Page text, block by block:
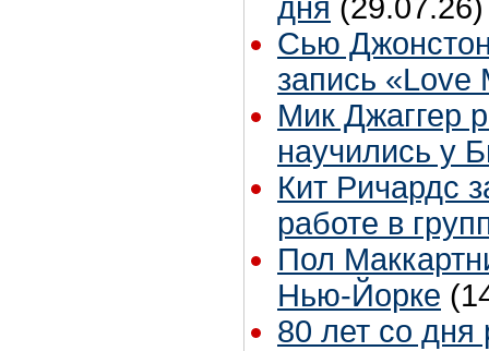
дня (29.07.26)
Сью
запись «Love
Мик Джаггер
научились у
Кит Ричардс
работе в
Пол
Нью-Йорке
80 лет со